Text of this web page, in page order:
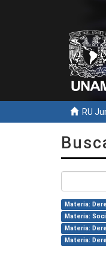
RU
Materia:
Materia:
Materia:
Materia: